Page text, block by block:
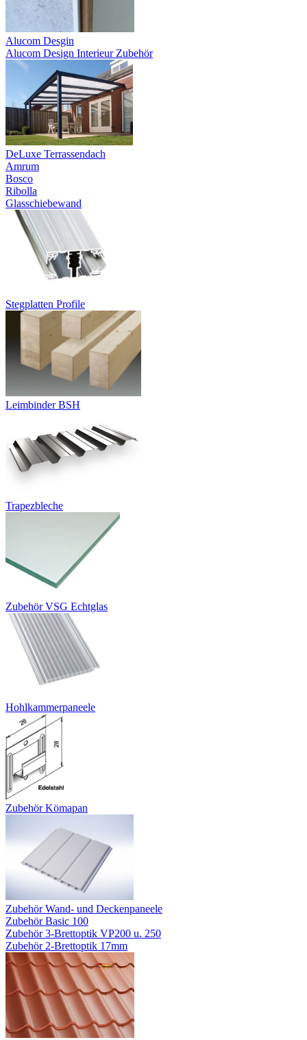
Alucom Desgin
Alucom Design Interieur Zubehör
DeLuxe Terrassendach
Amrum
Bosco
Ribolla
Glasschiebewand
Stegplatten Profile
Leimbinder BSH
Trapezbleche
Zubehör VSG Echtglas
Hohlkammerpaneele
Zubehör Kömapan
Zubehör Wand- und Deckenpaneele
Zubehör Basic 100
Zubehör 3-Brettoptik VP200 u. 250
Zubehör 2-Brettoptik 17mm